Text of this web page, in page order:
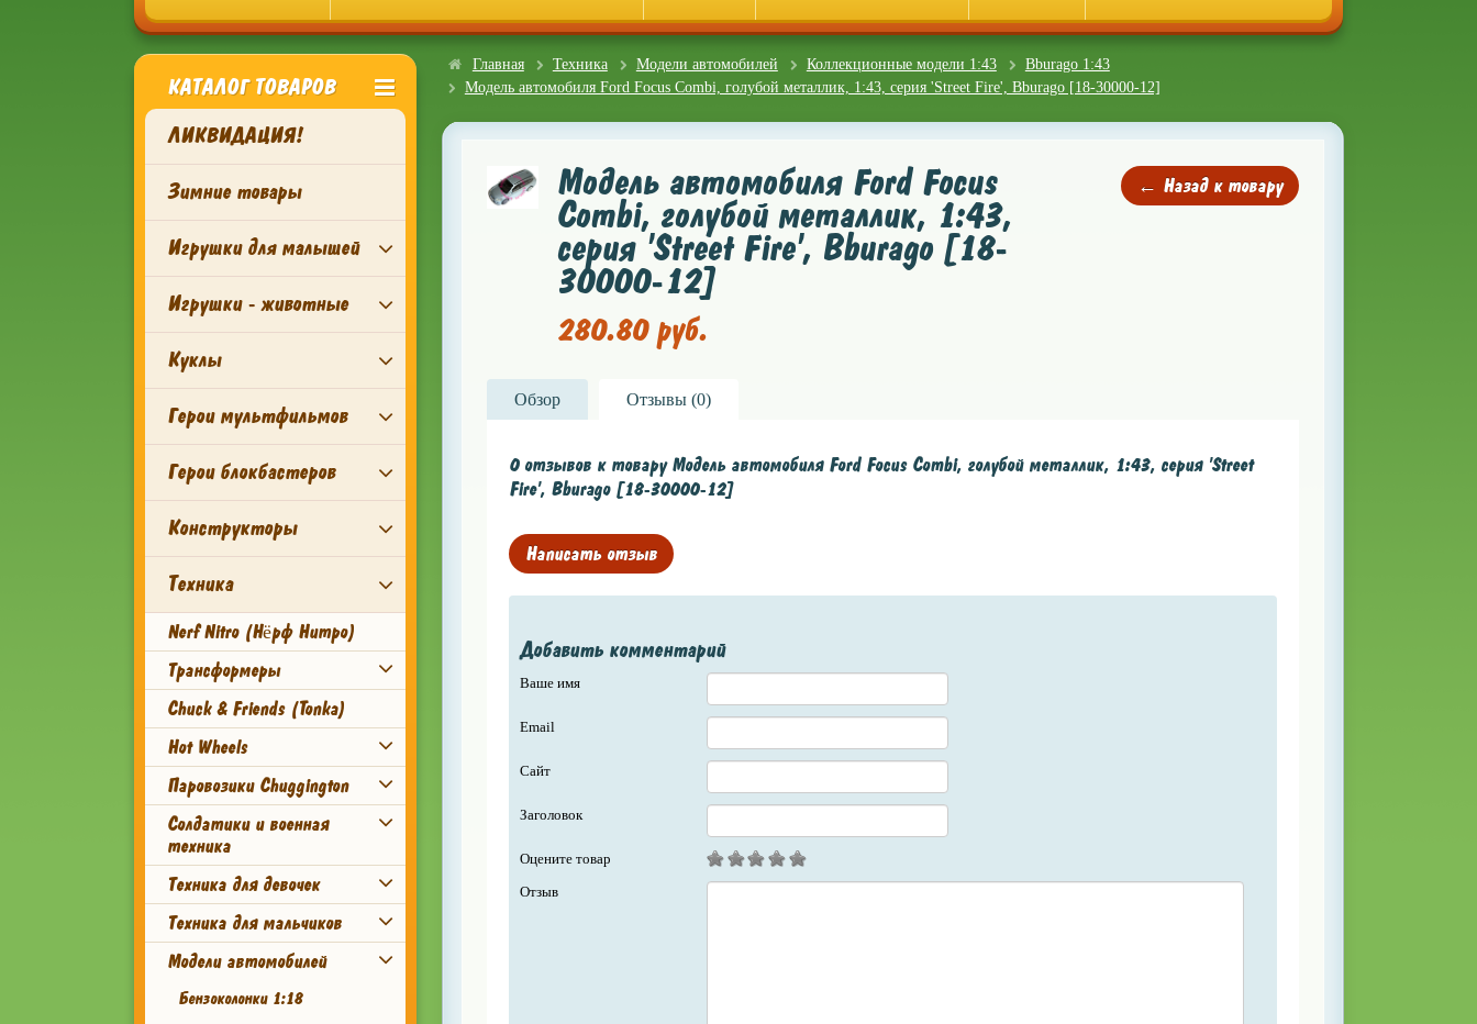
КАТАЛОГ ТОВАРОВ
ЛИКВИДАЦИЯ!
Зимние товары
Игрушки для малышей
Игрушки - животные
Куклы
Герои мультфильмов
Герои блокбастеров
Конструкторы
Техника
Nerf Nitro (Нёрф Нитро)
Трансформеры
Chuck & Friends (Tonka)
Hot Wheels
Паровозики Chuggington
Солдатики и военная
техника
Техника для девочек
Техника для мальчиков
Модели автомобилей
Бензоколонки 1:18
Главная Техника Модели автомобилей Коллекционные модели 1:43
Bburago 1:43
Модель автомобиля Ford Focus Combi, голубой металлик, 1:43, серия 'Street Fire', Bburago [18-30000-12]
Модель автомобиля Ford Focus
Combi, голубой металлик, 1:43,
серия 'Street Fire', Bburago [18-
30000-12]
280.80 руб.
← Назад к товару
Обзор Отзывы (0)
0 отзывов к товару Модель автомобиля Ford Focus Combi, голубой металлик, 1:43, серия 'Street
Fire', Bburago [18-30000-12]
Написать отзыв
Добавить комментарий
Ваше имя
Email
Сайт
Заголовок
Оцените товар
Отзыв